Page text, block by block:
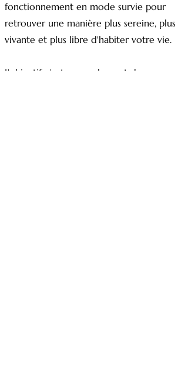
fonctionnement en mode survie pour
retrouver une manière plus sereine, plus
vivante et plus libre d'habiter votre vie.
L'objectif n'est pas seulement de vous